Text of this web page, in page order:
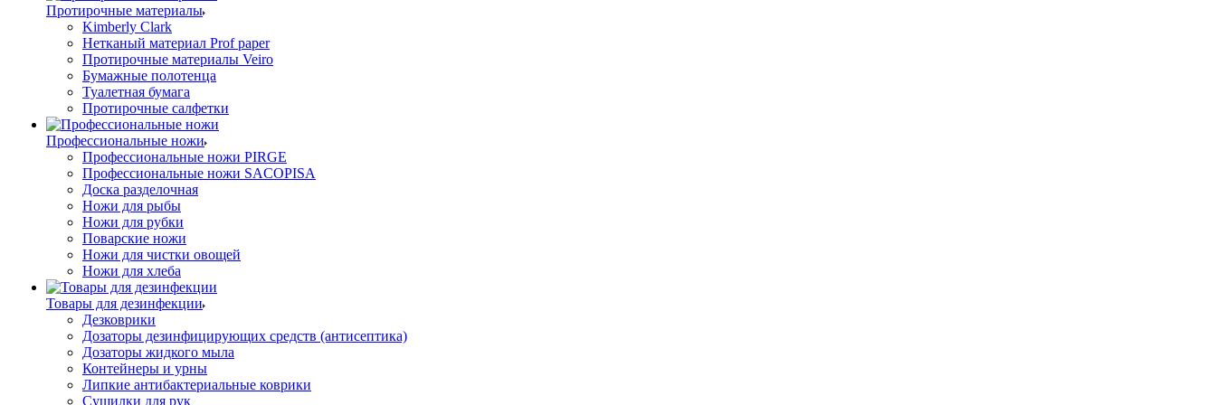
Протирочные материалы
Kimberly Clark
Нетканый материал Prof paper
Протирочные материалы Veiro
Бумажные полотенца
Туалетная бумага
Протирочные салфетки
Профессиональные ножи
Профессиональные ножи PIRGE
Профессиональные ножи SACOPISA
Доска разделочная
Ножи для рыбы
Ножи для рубки
Поварские ножи
Ножи для чистки овощей
Ножи для хлеба
Товары для дезинфекции
Дезковрики
Дозаторы дезинфицирующих средств (антисептика)
Дозаторы жидкого мыла
Контейнеры и урны
Липкие антибактериальные коврики
Сушилки для рук